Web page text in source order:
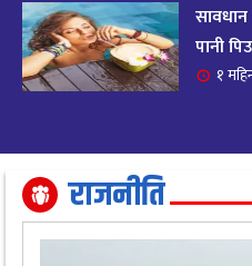
१९ आजको राशिफल
११ महिना अघि
धैर्यले सफलता
११ महिना अघि
पानी
१
राजनीति